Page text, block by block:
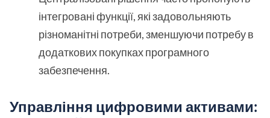
інтегровані функції, які задовольняють
різноманітні потреби, зменшуючи потребу в
додаткових покупках програмного
забезпечення.
Управління цифровими активами: